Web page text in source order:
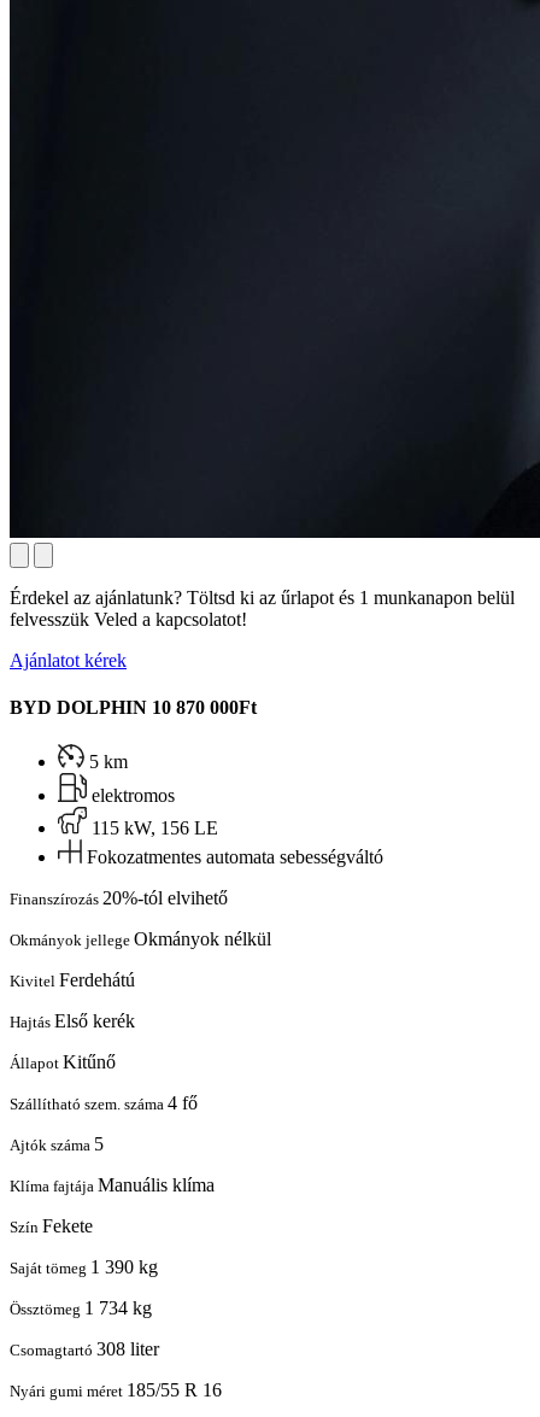
Érdekel az ajánlatunk? Töltsd ki az űrlapot és 1 munkanapon belül
felvesszük Veled a kapcsolatot!
Ajánlatot kérek
BYD DOLPHIN 10 870 000Ft
5 km
elektromos
115 kW, 156 LE
Fokozatmentes automata sebességváltó
Finanszírozás 20%-tól elvihető
Okmányok jellege Okmányok nélkül
Kivitel Ferdehátú
Hajtás Első kerék
Állapot Kitűnő
Szállítható szem. száma 4 fő
Ajtók száma 5
Klíma fajtája Manuális klíma
Szín Fekete
Saját tömeg 1 390 kg
Össztömeg 1 734 kg
Csomagtartó 308 liter
Nyári gumi méret 185/55 R 16